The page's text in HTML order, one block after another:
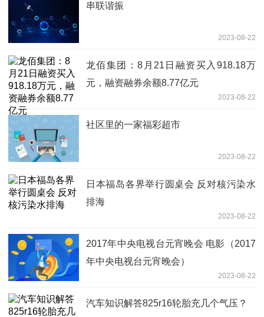
串联谐振
2023-08-22
龙佰集团：8月21日融资买入918.18万
元，融资融券余额8.77亿元
2023-08-22
社区里的一家福彩超市
2023-08-22
日本福岛各界举行圆桌会 反对核污染水
排海
2023-08-22
2017年中央电视台元宵晚会 电影（2017
年中央电视台元宵晚会）
2023-08-22
汽车知识解答825r16轮胎充几个气压？